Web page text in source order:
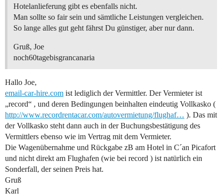
Hotelanlieferung gibt es ebenfalls nicht.
Man sollte so fair sein und sämtliche Leistungen vergleichen.
So lange alles gut geht fährst Du günstiger, aber nur dann.
Gruß, Joe
noch60tagebisgrancanaria
Hallo Joe,
email-car-hire.com ist lediglich der Vermittler. Der Vermieter ist
„record“ , und deren Bedingungen beinhalten eindeutig Vollkasko (
http://www.recordrentacar.com/autovermietung/flughaf… ). Das mit
der Vollkasko steht dann auch in der Buchungsbestätigung des
Vermittlers ebenso wie im Vertrag mit dem Vermieter.
Die Wagenübernahme und Rückgabe zB am Hotel in C´an Picafort
und nicht direkt am Flughafen (wie bei record ) ist natürlich ein
Sonderfall, der seinen Preis hat.
Gruß
Karl